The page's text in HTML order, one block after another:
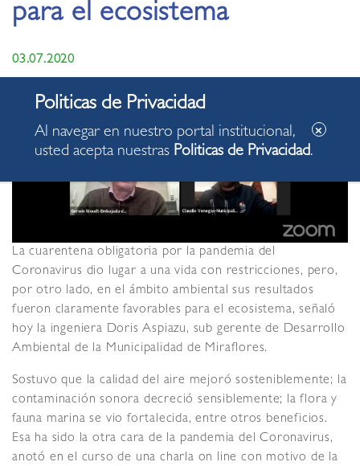
para el ecosistema
03.07.2020
La cuarentena obligatoria por la pandemia del
Coronavirus dio lugar a una vida con restricciones, pero,
por otro lado, en el ámbito ambiental sus resultados
fueron claramente favorables para el ecosistema, señaló
hoy la ingeniera Doris Aspiazu, sub gerente de Desarrollo
Ambiental de la Municipalidad de Miraflores.
Sostuvo que la calidad del aire mejoró sosteniblemente; la
contaminación sonora decreció sensiblemente; la flora y
fauna marina se vio fortalecida, entre otros beneficios.
Esa ha sido la otra cara de la pandemia del Coronavirus,
anotó en el curso de una charla on line con motivo de la
Al navegar en nuestro portal institucional,
usted acepta nuestras Politicas de Privacidad.